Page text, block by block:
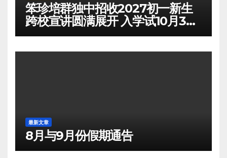
笨珍培群独中招收2027初一新生
跨校宣讲圆满展开 入学试10月3日
举行
最新文章
8月与9月份假期通告